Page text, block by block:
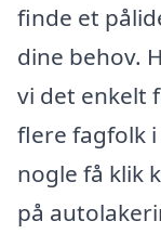
finde et
dine behov.
vi det enkelt
flere fagfolk
nogle få klik
på